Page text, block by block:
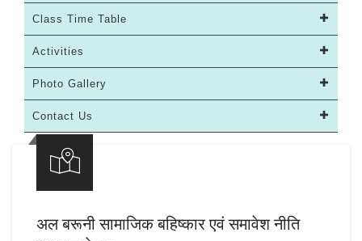
Class Time Table
Activities
Photo Gallery
Contact Us
अल बरूनी सामाजिक बहिष्कार एवं समावेश नीति